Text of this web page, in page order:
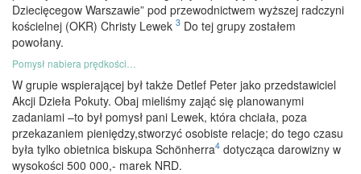
Dziecięcegow Warszawie” pod przewodnictwem wyższej radczyni
kościelnej (OKR) Christy Lewek 3 Do tej grupy zostałem
powołany.
Pomysł nabiera prędkości…
W grupie wspierającej był także Detlef Peter jako przedstawiciel
Akcji Dzieła Pokuty. Obaj mieliśmy zająć się planowanymi
zadaniami –to był pomysł pani Lewek, która chciała, poza
przekazaniem pieniędzy,stworzyć osobiste relacje; do tego czasu
była tylko obietnica biskupa Schönherra4 dotycząca darowizny w
wysokości 500 000,- marek NRD.